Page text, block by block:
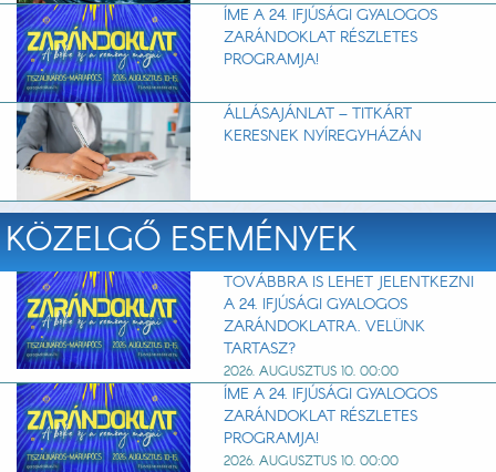
ÍME A 24. IFJÚSÁGI GYALOGOS
ZARÁNDOKLAT RÉSZLETES
PROGRAMJA!
ÁLLÁSAJÁNLAT – TITKÁRT
KERESNEK NYÍREGYHÁZÁN
KÖZELGŐ ESEMÉNYEK
TOVÁBBRA IS LEHET JELENTKEZNI
A 24. IFJÚSÁGI GYALOGOS
ZARÁNDOKLATRA. VELÜNK
TARTASZ?
2026. AUGUSZTUS 10. 00:00
ÍME A 24. IFJÚSÁGI GYALOGOS
ZARÁNDOKLAT RÉSZLETES
PROGRAMJA!
2026. AUGUSZTUS 10. 00:00